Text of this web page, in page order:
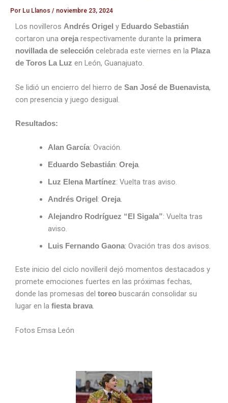
Por Lu Llanos / noviembre 23, 2024
Los novilleros Andrés Origel y Eduardo Sebastián
cortaron una orejarespectivamente durante la primera
novillada de selección celebrada este viernes en la Plaza
de Toros La Luz en León, Guanajuato.
Se lidió un encierro del hierro de San José de Buenavista,
con presencia y juego desigual.
Resultados:
Alan García: Ovación.
Eduardo Sebastián: Oreja.
Luz Elena Martínez: Vuelta tras aviso.
Andrés Origel : Oreja.
Alejandro Rodríguez “El Sigala”: Vuelta tras
aviso.
Luis Fernando Gaona: Ovación tras dos avisos.
Este inicio del ciclo novilleril dejó momentos destacados y
promete emociones fuertes en las próximas fechas,
donde las promesas del toreo buscarán consolidar su
lugar en la fiesta brava.
Fotos Emsa León